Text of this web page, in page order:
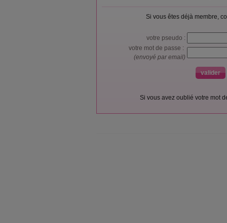
Si vous êtes déjà membre,
votre pseudo :
votre mot de passe :
(envoyé par email)
Si vous avez oublié votre mot